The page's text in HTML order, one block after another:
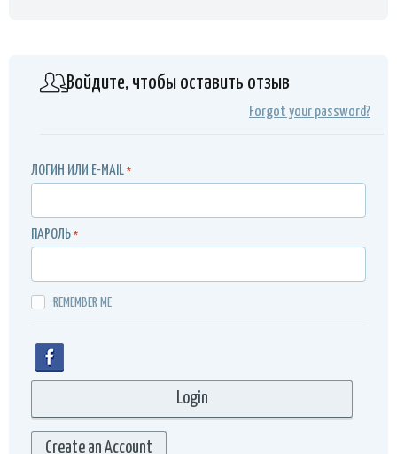
Войдите, чтобы оставить отзыв
Forgot your password?
ЛОГИН ИЛИ E-MAIL *
ПАРОЛЬ *
REMEMBER ME
Create an Account